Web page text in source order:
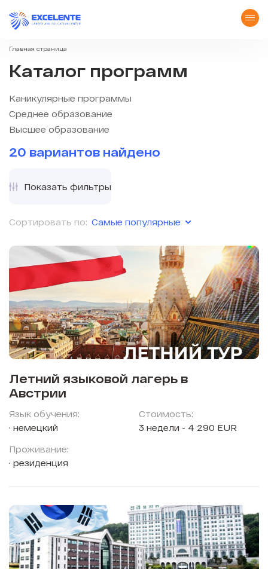
Главная страница
Каталог программ
Каникулярные программы
Среднее образование
Высшее образование
20 вариантов найдено
Сортировать по: Самые популярные
Показать фильтры
Летний языковой лагерь в
Австрии
Язык обучения:
немецкий
Проживание:
резиденция
Стоимость:
3 недели - 4 290 EUR